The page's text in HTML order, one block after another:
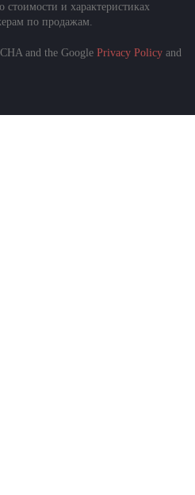
и характеристиках
по продажам.
and the Google Privacy Policy and